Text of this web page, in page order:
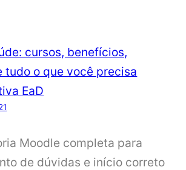
cursos, benefícios,
tudo o que você precisa
EaD
Moodle completa para
de dúvidas e início correto